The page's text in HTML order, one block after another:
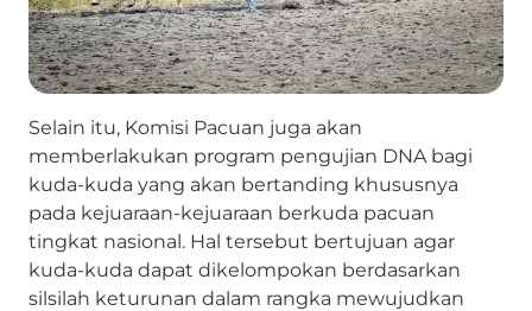
Selain itu, Komisi Pacuan juga akan
memberlakukan program pengujian DNA bagi
kuda-kuda yang akan bertanding khususnya
pada kejuaraan-kejuaraan berkuda pacuan
tingkat nasional. Hal tersebut bertujuan agar
kuda-kuda dapat dikelompokan berdasarkan
silsilah keturunan dalam rangka mewujudkan